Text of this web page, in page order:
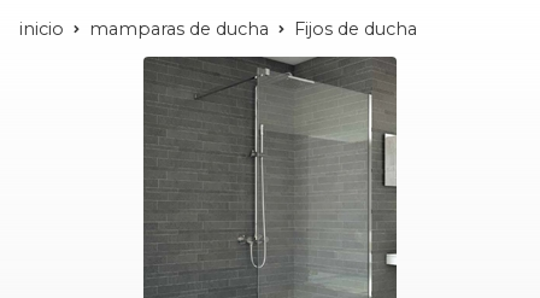
inicio mamparas de ducha Fijos de ducha